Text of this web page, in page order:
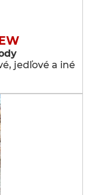
jedľové a iné